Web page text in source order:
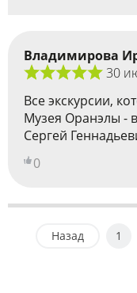
Владимирова
30
Все экскурсии,
Музея Оранэлы -
Сергей
0
Назад 1